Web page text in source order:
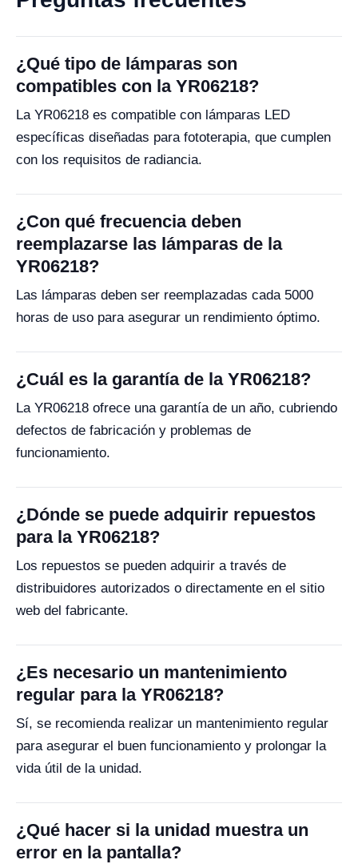
¿Qué tipo de lámparas son
compatibles con la YR06218?
La YR06218 es compatible con lámparas LED
específicas diseñadas para fototerapia, que cumplen
con los requisitos de radiancia.
¿Con qué frecuencia deben
reemplazarse las lámparas de la
YR06218?
Las lámparas deben ser reemplazadas cada 5000
horas de uso para asegurar un rendimiento óptimo.
¿Cuál es la garantía de la YR06218?
La YR06218 ofrece una garantía de un año, cubriendo
defectos de fabricación y problemas de
funcionamiento.
¿Dónde se puede adquirir repuestos
para la YR06218?
Los repuestos se pueden adquirir a través de
distribuidores autorizados o directamente en el sitio
web del fabricante.
¿Es necesario un mantenimiento
regular para la YR06218?
Sí, se recomienda realizar un mantenimiento regular
para asegurar el buen funcionamiento y prolongar la
vida útil de la unidad.
¿Qué hacer si la unidad muestra un
error en la pantalla?